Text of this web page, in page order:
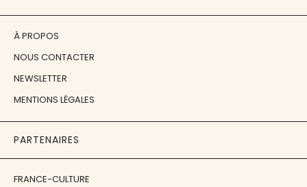
À PROPOS
NOUS CONTACTER
NEWSLETTER
MENTIONS LÉGALES
PARTENAIRES
FRANCE-CULTURE